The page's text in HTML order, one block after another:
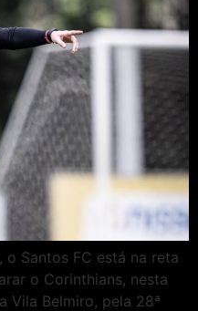
o Santos FC está na reta
o Corinthians, nesta
Vila Belmiro, pela 28ª